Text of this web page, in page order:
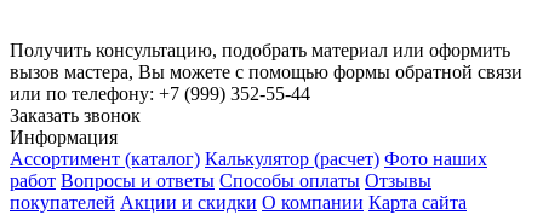
Получить консультацию, подобрать материал или оформить
вызов мастера, Вы можете с помощью формы обратной связи
или по телефону: +7 (999) 352-55-44
Заказать звонок
Информация
Ассортимент (каталог) Калькулятор (расчет) Фото наших
работ Вопросы и ответы Способы оплаты Отзывы
покупателей Акции и скидки О компании Карта сайта